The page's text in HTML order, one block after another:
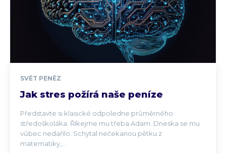
SVĚT PENĚZ
Jak stres požírá naše peníze
Představte si klasické odpoledne průměrného
středoškoláka. Říkejme mu třeba Adam. Dneska se mu
vůbec nedařilo. Schytal nečekanou pětku z
matematiky,...